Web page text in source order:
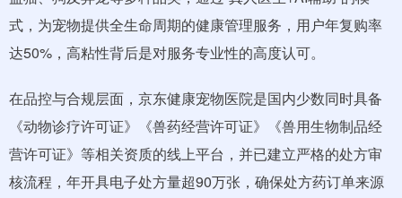
式，为宠物提供全生命周期的健康管理服务，用户年复购率
达50%，高粘性背后是对服务专业性的高度认可。
在品控与合规层面，京东健康宠物医院是国内少数同时具备
《动物诊疗许可证》《兽药经营许可证》《兽用生物制品经
营许可证》等相关资质的线上平台，并已建立严格的处方审
核流程，年开具电子处方量超90万张，确保处方药订单来源